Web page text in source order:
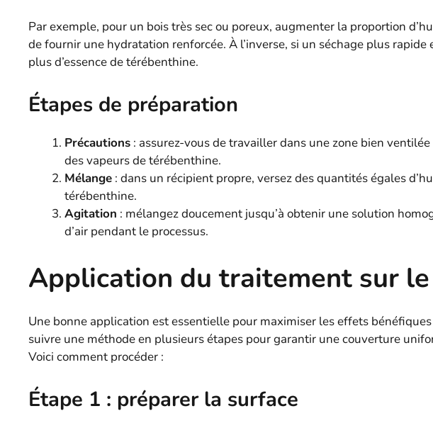
Par exemple, pour un bois très sec ou poreux, augmenter la proportion
de fournir une hydratation renforcée. À l’inverse, si un séchage plus
plus d’essence de térébenthine.
Étapes de préparation
Précautions : assurez-vous de travailler dans une zone bien
des vapeurs de térébenthine.
Mélange : dans un récipient propre, versez des quantités égales
térébenthine.
Agitation : mélangez doucement jusqu’à obtenir une solution
d’air pendant le processus.
Application du traitement sur
Une bonne application est essentielle pour maximiser les effets
suivre une méthode en plusieurs étapes pour garantir une couverture
Voici comment procéder :
Étape 1 : préparer la surface